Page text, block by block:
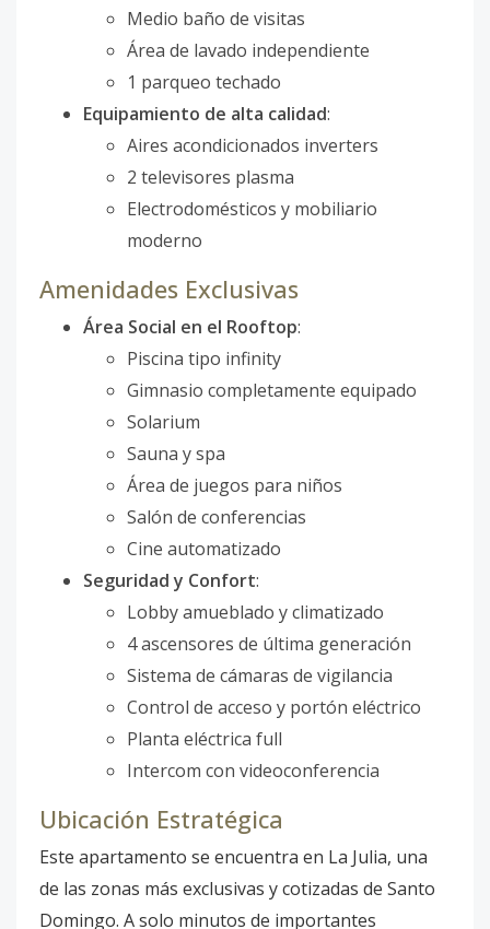
Medio baño de visitas
Área de lavado independiente
1 parqueo techado
Equipamiento de alta calidad:
Aires acondicionados inverters
2 televisores plasma
Electrodomésticos y mobiliario
moderno
Amenidades Exclusivas
Área Social en el Rooftop:
Piscina tipo infinity
Gimnasio completamente equipado
Solarium
Sauna y spa
Área de juegos para niños
Salón de conferencias
Cine automatizado
Seguridad y Confort:
Lobby amueblado y climatizado
4 ascensores de última generación
Sistema de cámaras de vigilancia
Control de acceso y portón eléctrico
Planta eléctrica full
Intercom con videoconferencia
Ubicación Estratégica
Este apartamento se encuentra en La Julia, una
de las zonas más exclusivas y cotizadas de Santo
Domingo. A solo minutos de importantes